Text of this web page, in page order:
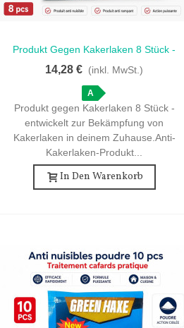
Schnellansicht
Produkt Gegen Kakerlaken 8 Stück -
Effektiv Gegen Schädlinge
14,28 € (inkl. MwSt.)
A
Produkt gegen Kakerlaken 8 Stück -
entwickelt zur Bekämpfung von
Kakerlaken in deinem Zuhause.Anti-
Kakerlaken-Produkt...
In Den Warenkorb